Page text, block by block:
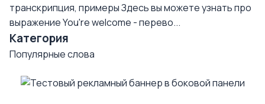
транскрипция, примерыЗдесь вы можете узнать про
выражение You're welcome - перево...
Категория
Популярные слова